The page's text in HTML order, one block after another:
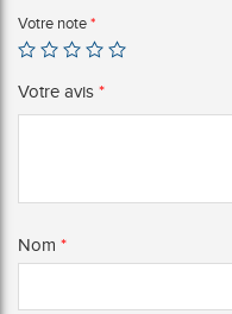
Votre note *
Votre avis *
Nom *